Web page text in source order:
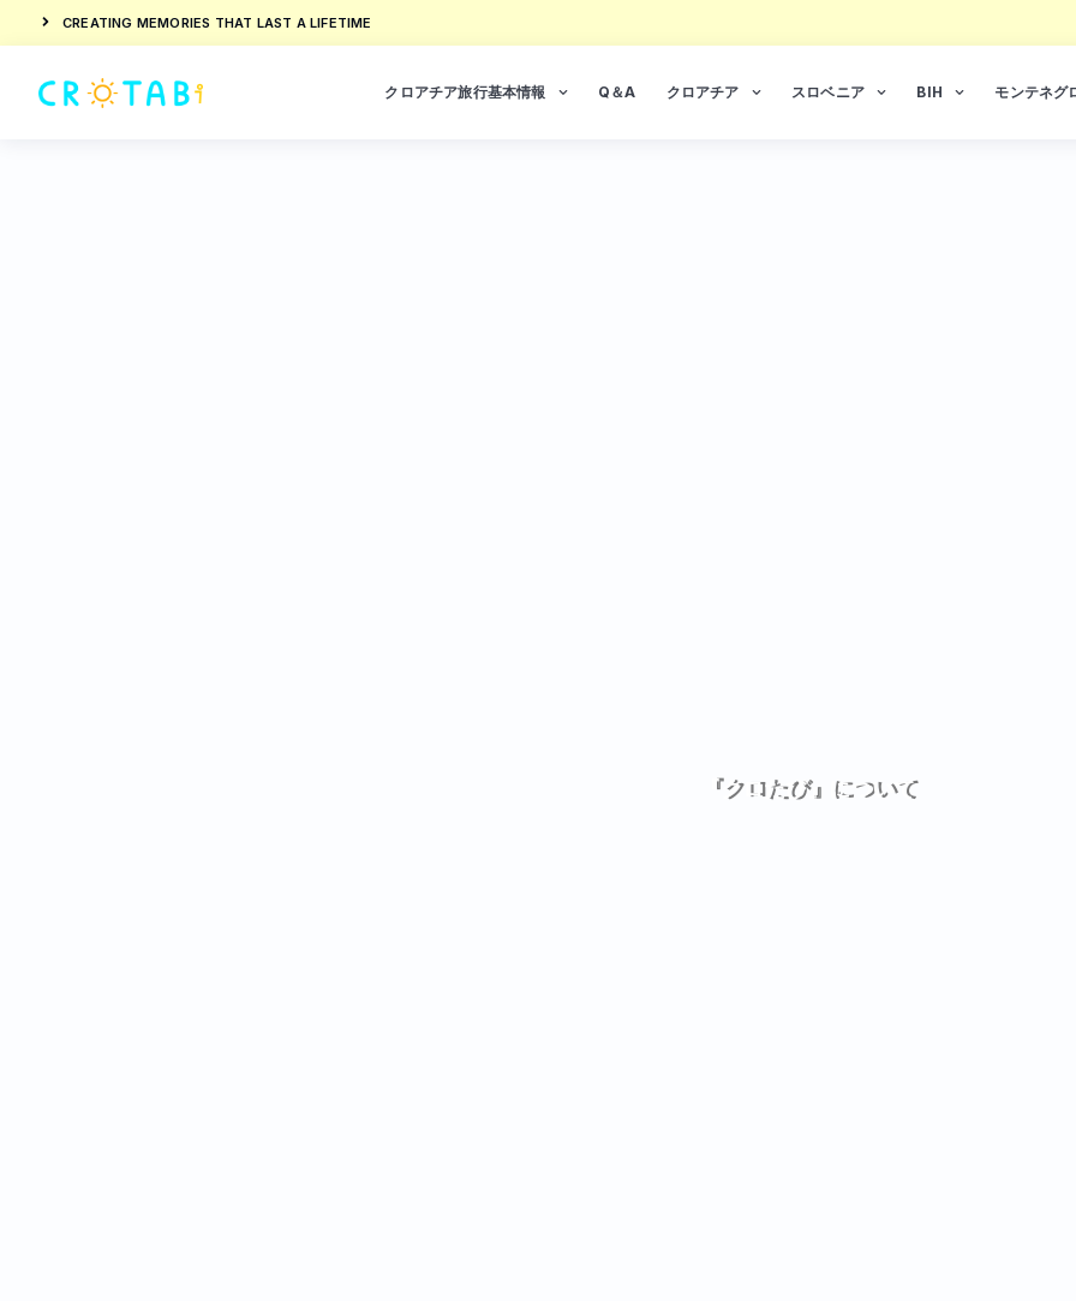
CREATING MEMORIES THAT LAST A LIFETIME
クロアチア旅行基本情報 Q＆A クロアチア スロベニア BIH モンテネグ
『クロたび』について